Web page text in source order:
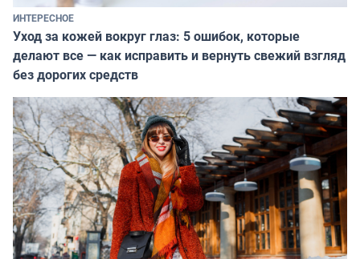
ИНТЕРЕСНОЕ
Уход за кожей вокруг глаз: 5 ошибок, которые
делают все — как исправить и вернуть свежий взгляд
без дорогих средств